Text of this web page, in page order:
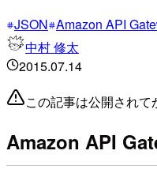
JSON Amazon API
中村 修太
2015.07.14
この記事は公開されて
Amazon API